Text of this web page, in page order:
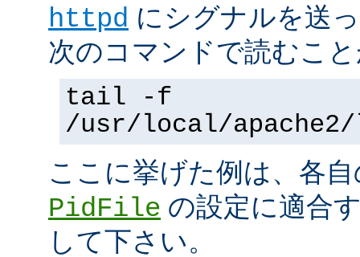
httpd にシグナルを送
次のコマンドで読むこ
tail -f
/usr/local/
ここに挙げた例は、各
PidFile の設定に適合
して下さい。